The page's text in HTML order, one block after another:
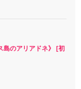
島のアリアドネ》 [初